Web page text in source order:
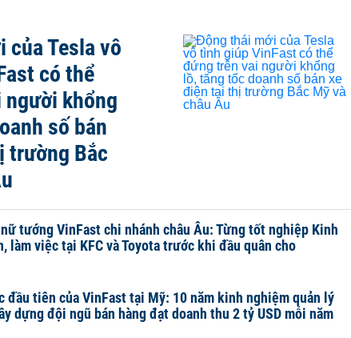
của Tesla vô
có thể
khổng
số bán
trường Bắc
tướng VinFast chi nhánh châu Âu: Từng tốt nghiệp Kinh
làm việc tại KFC và Toyota trước khi đầu quân cho
đầu tiên của VinFast tại Mỹ: 10 năm kinh nghiệm quản lý
dựng đội ngũ bán hàng đạt doanh thu 2 tỷ USD mỗi năm